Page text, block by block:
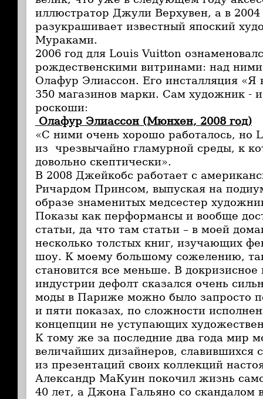
иллюстратор Джули Верхувен, а в 2004
разукрашивает известный япоский
Мураками.
2006 год для Louis Vuitton
рождественскими витринами: над
Олафур Элиассон. Его инсталляция «Я
350 магазинов марки. Сам художник -
роскоши:
Олафур Элиассон (Мюнхен, 2008 год)
«С ними очень хорошо работалось, но
из чрезвычайно гламурной среды, к
довольно скептически».
В 2008 Джейкобс работает с
Ричардом Принсом, выпуская на
образе знаменитых медсестер
Показы как перформансы и вообще
статьи, да что там статьи – в моей
несколько толстых книг, изучающих
шоу. К моему большому сожелению,
становится все меньше. В
индустрии дефолт сказался очень
моды в Париже можно было запросто
и пяти показах, по сложности
концепции не уступающих
К тому же за последние два года мир
величайших дизайнеров, славившихся
из презентаций своих коллекций
Александр МаКуин покочил жизнь
40 лет, а Джона Гальяно со скандалом